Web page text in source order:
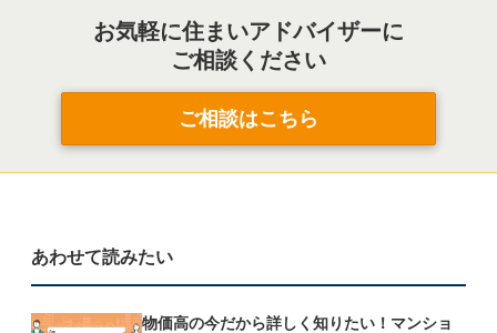
お気軽に住まいアドバイザーに
ご相談ください
ご相談はこちら
あわせて読みたい
物価高の今だから詳しく知りたい！マンショ